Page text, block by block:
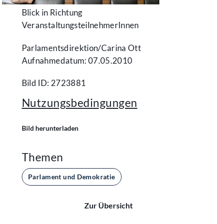
Blick in Richtung
VeranstaltungsteilnehmerInnen
Parlamentsdirektion/​Carina Ott
Aufnahmedatum: 07.05.2010
Bild ID: 2723881
Nutzungsbedingungen
Bild herunterladen
Themen
Parlament und Demokratie
Zur Übersicht